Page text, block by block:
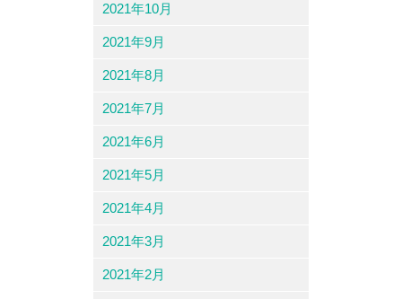
2021年10月
2021年9月
2021年8月
2021年7月
2021年6月
2021年5月
2021年4月
2021年3月
2021年2月